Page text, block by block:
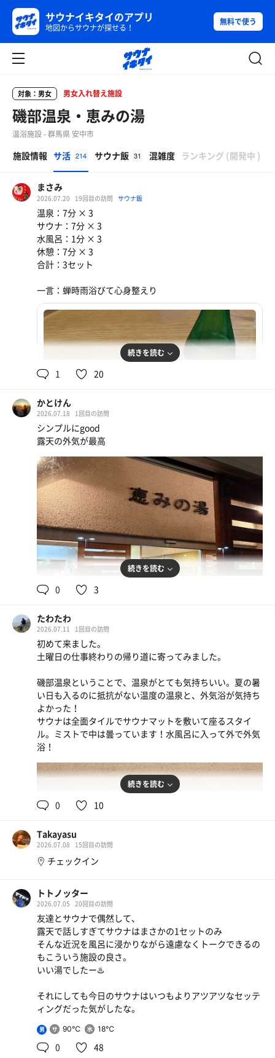
サウナイキタイのアプリ
地図からサウナが探せる！
無料で使う
対象：男女 男女入れ替え施設
磯部温泉・恵みの湯
温浴施設 - 群馬県 安中市
施設情報 サ活 214 サウナ飯 31 混雑度 ランキング (開発中 )
まさみ
2026.07.20 19回目の訪問 サウナ飯
温泉：7分 × 3
サウナ：7分 × 3
水風呂：1分 × 3
休憩：7分 × 3
合計：3セット
一言：蝉時雨浴びて心身整えり
ポテトフライと地酒
塩が振って無いため好みの味付が楽しめます
続きを読む
1 20
かとけん
2026.07.18 1回目の訪問
シンプルにgood
露天の外気が最高
続きを読む
0 3
たわたわ
2026.07.11 1回目の訪問
初めて来ました。
土曜日の仕事終わりの帰り道に寄ってみました。
磯部温泉ということで、温泉がとても気持ちいい。夏の暑
い日も入るのに抵抗がない温度の温泉と、外気浴が気持ち
よかった！
サウナは全面タイルでサウナマットを敷いて座るスタイ
ル。ミストで中は曇っています！水風呂に入って外で外気
浴！
続きを読む
0 10
Takayasu
2026.07.08 15回目の訪問
チェックイン
トトノッター
2026.07.05 20回目の訪問
友達とサウナで偶然して、
露天で話しすぎてサウナはまさかの1セットのみ
そんな近況を風呂に浸かりながら遠慮なくトークできるの
もこういう施設の良さ。
いい湯でしたー♨️
それにしても今日のサウナはいつもよりアツアツなセッテ
ィングだった気がしたな。
男 90℃ 18℃
0 48